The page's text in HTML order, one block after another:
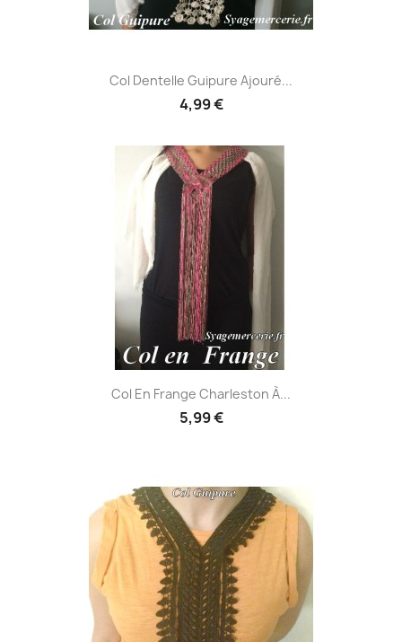
Col Dentelle Guipure Ajouré...
4,99 €
Col En Frange Charleston À...
5,99 €